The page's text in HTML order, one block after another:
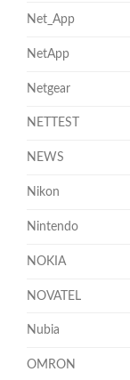
Net_App
NetApp
Netgear
NETTEST
NEWS
Nikon
Nintendo
NOKIA
NOVATEL
Nubia
OMRON